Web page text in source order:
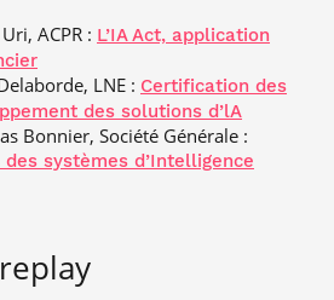
ACPR : L’IA Act, application
LNE : Certification des
des solutions d’lA
Bonnier, Société Générale :
systèmes d’Intelligence